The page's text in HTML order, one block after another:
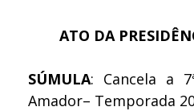
ATO DA
SÚMULA: Cancela a
Amador– Temporada